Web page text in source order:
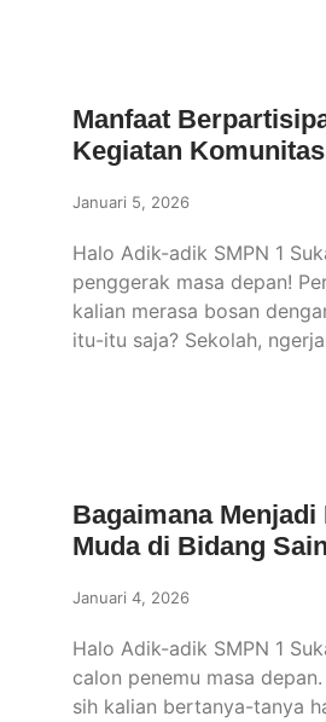
Manfaat
Kegiatan Komunitas
Januari 5, 2026
Halo Adik-adik SMPN 1
penggerak masa depan!
kalian merasa bosan
itu-itu saja? Sekolah,
Bagaimana Menjadi
Muda di Bidang
Januari 4, 2026
Halo Adik-adik SMPN 1
calon penemu masa
sih kalian bertanya-tanya